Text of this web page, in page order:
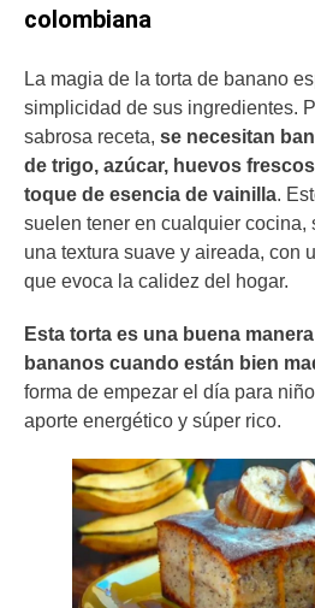
colombiana
La magia de la torta de banano
simplicidad de sus ingredientes.
sabrosa receta, se necesitan
de trigo, azúcar, huevos
toque de esencia de vainilla.
suelen tener en cualquier cocina,
una textura suave y aireada, con
que evoca la calidez del hogar.
Esta torta es una buena
bananos cuando están bien
forma de empezar el día para
aporte energético y súper rico.